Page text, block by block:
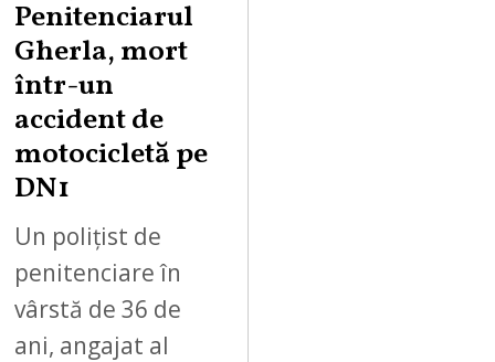
Penitenciarul
Gherla, mort
într-un
accident de
motocicletă pe
DN1
Un polițist de
penitenciare în
vârstă de 36 de
ani, angajat al